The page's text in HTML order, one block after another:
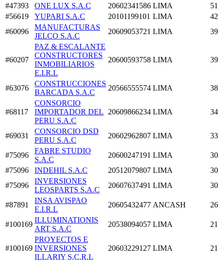
#47393 ONE LUX S.A.C 20602341586 LIMA
#56619
YUPARI S.A.C 20101199101 LIMA
#60096
MANUFACTURAS
JELCO S.A.C
20609053721 LIMA
#60207
PAZ & ESCALANTE
CONSTRUCTORES
INMOBILIARIOS
E.I.R.L
20600593758 LIMA
#63076
CONSTRUCCIONES
BARCADA S.A.C
20566555574 LIMA
#68117
CONSORCIO
IMPORTADOR DEL
PERU S.A.C
20609866234 LIMA
#69031
CONSORCIO DSD
PERU S.A.C
20602962807 LIMA
#75096
FABRE STUDIO
S.A.C
20600247191 LIMA
#75096
INDEHIL S.A.C 20512079807 LIMA
#75096
INVERSIONES
LEOSPARTS S.A.C
20607637491 LIMA
#87891
INSA AVISPAO
E.I.R.L
20605432477 ANCASH
#100169
ILLUMINATIONIS
ART S.A.C
20538094057 LIMA
#100169
PROYECTOS E
INVERSIONES
ILLARIY S.C.R.L
20603229127 LIMA